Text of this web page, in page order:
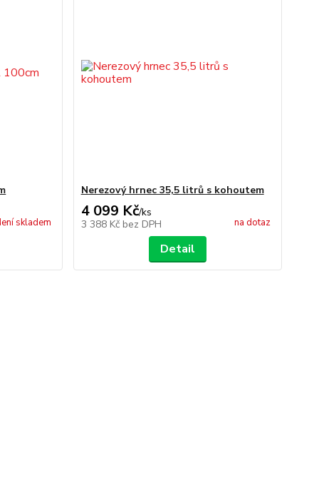
skladem
Nerezový hrnec 35,5 litrů s kohoutem
4 099 Kč/ks
3 388 Kč bez DPH na dotaz
Detail